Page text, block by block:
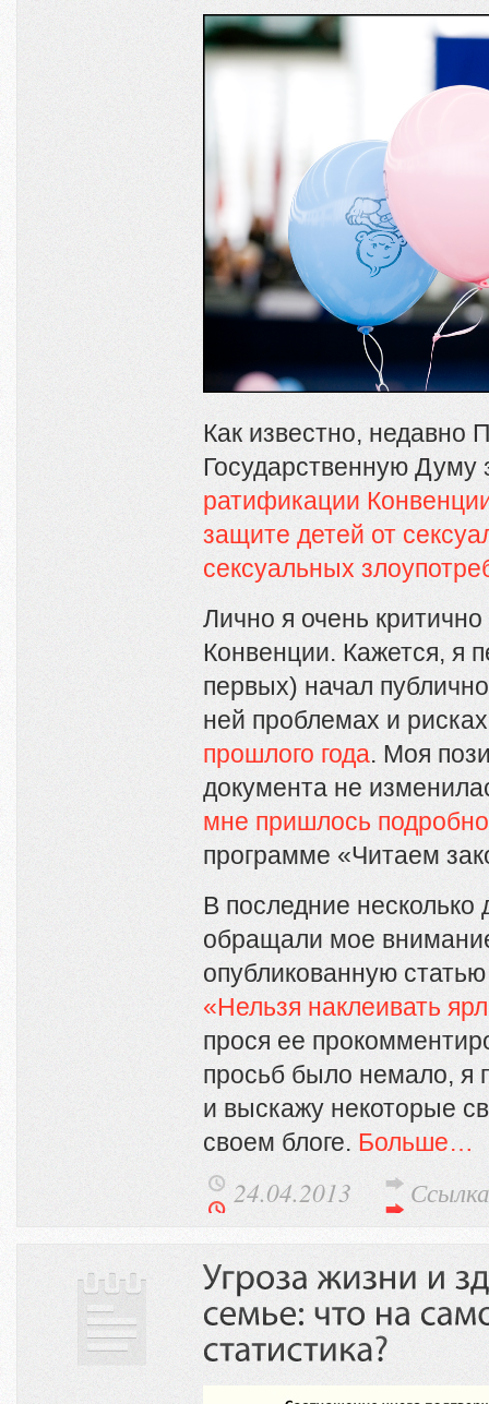
Как известно, недавно
Государственную Думу
ратификации
защите детей от
сексуальных
Лично я очень
Конвенции. Кажется, я
первых) начал
ней проблемах и
прошлого года. Моя
документа не
мне пришлось
программе «Читаем
В последние несколько
обращали мое
опубликованную
«Нельзя наклеивать
прося ее
просьб было немало, я
и выскажу некоторые
своем блоге. Больше…
24.04.2013 Ссылка